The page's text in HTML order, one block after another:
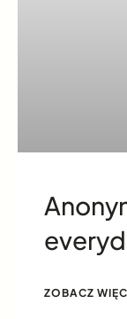
ZOBACZ